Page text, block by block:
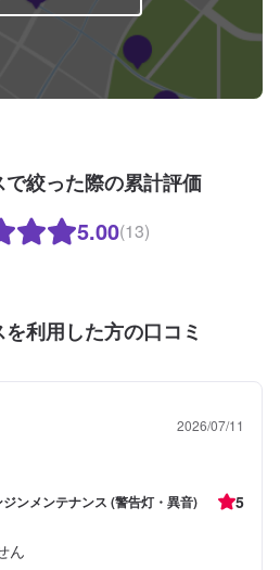
絞った際の累計評価
5.00(13)
利用した方の口コミ
2026/07/11
ンメンテナンス (警告灯・異音) 5
ん